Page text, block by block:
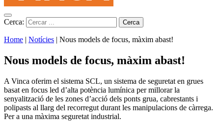
Cerca:
Home | Notícies | Nous models de focus, màxim abast!
Nous models de focus, màxim abast!
A Vinca oferim el sistema SCL, un sistema de seguretat en grues
basat en focus led d’alta potència lumínica per millorar la
senyalització de les zones d’acció dels ponts grua, cabrestants i
polipasts al llarg del recorregut durant les manipulacions de càrrega.
Per a una màxima seguretat industrial.